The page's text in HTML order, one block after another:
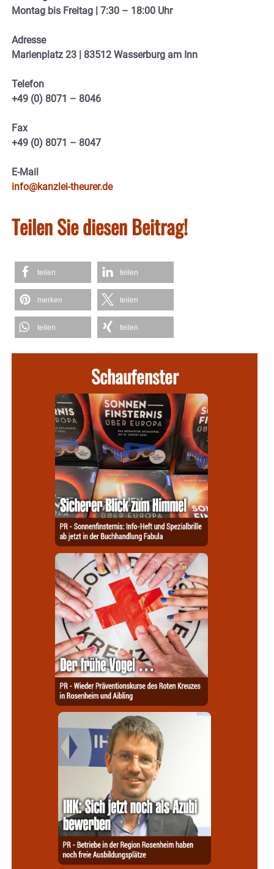
Montag bis Freitag | 7:30 – 18:00 Uhr
Adresse
Marienplatz 23 | 83512 Wasserburg am Inn
Telefon
+49 (0) 8071 – 8046
Fax
+49 (0) 8071 – 8047
E-Mail
info@kanzlei-theurer.de
Teilen Sie diesen Beitrag!
teilen teilen
merken teilen
teilen teilen
Schaufenster